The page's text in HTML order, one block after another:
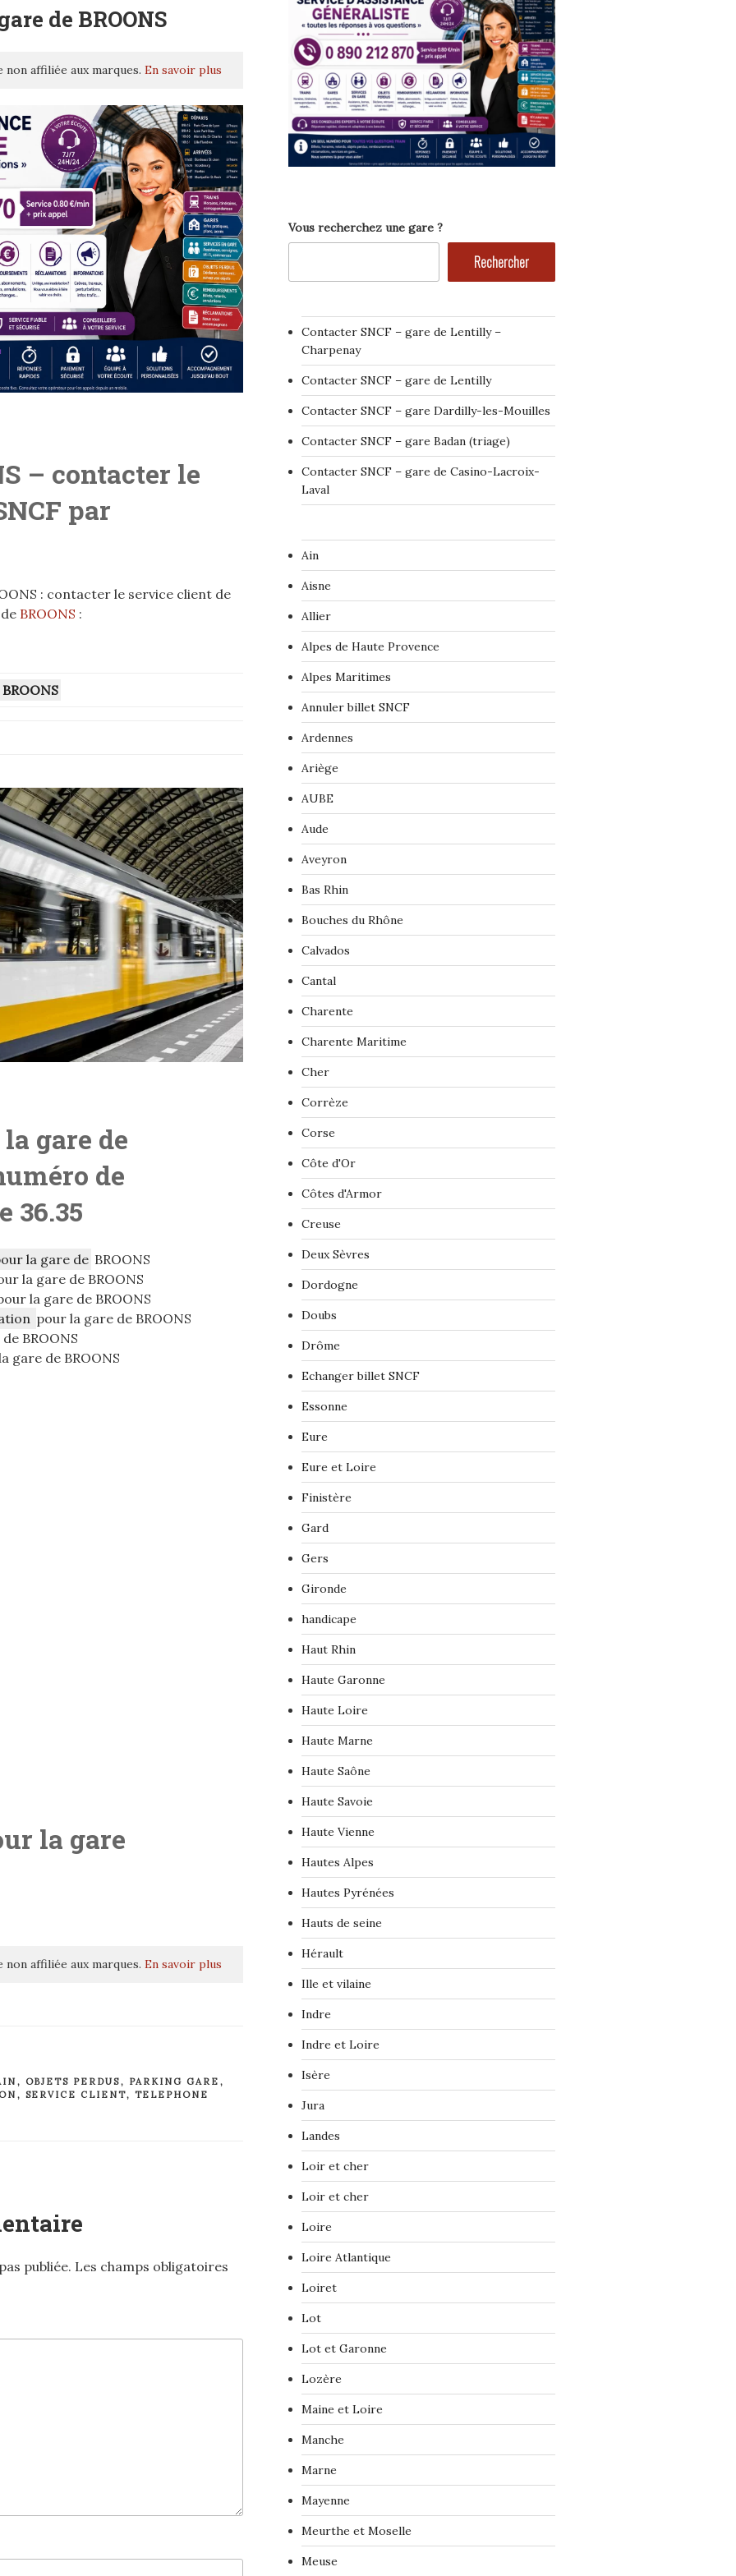
de BROONS
non affiliée aux marques. En savoir plus
– contacter le
par
: contacter le service client de
BROONS :
BROONS
gare de
de
36.35
la gare de BROONS
la gare de BROONS
la gare de BROONS
pour la gare de BROONS
BROONS
gare de BROONS
la gare
non affiliée aux marques. En savoir plus
, OBJETS PERDUS, PARKING GARE ,
, SERVICE CLIENT, TELEPHONE
publiée. Les champs obligatoires
Vous recherchez une gare ?
Rechercher
Contacter SNCF – gare de Lentilly –
Charpenay
Contacter SNCF – gare de Lentilly
Contacter SNCF – gare Dardilly-les-Mouilles
Contacter SNCF – gare Badan (triage)
Contacter SNCF – gare de Casino-Lacroix-
Laval
Ain
Aisne
Allier
Alpes de Haute Provence
Alpes Maritimes
Annuler billet SNCF
Ardennes
Ariège
AUBE
Aude
Aveyron
Bas Rhin
Bouches du Rhône
Calvados
Cantal
Charente
Charente Maritime
Cher
Corrèze
Corse
Côte d'Or
Côtes d'Armor
Creuse
Deux Sèvres
Dordogne
Doubs
Drôme
Echanger billet SNCF
Essonne
Eure
Eure et Loire
Finistère
Gard
Gers
Gironde
handicape
Haut Rhin
Haute Garonne
Haute Loire
Haute Marne
Haute Saône
Haute Savoie
Haute Vienne
Hautes Alpes
Hautes Pyrénées
Hauts de seine
Hérault
Ille et vilaine
Indre
Indre et Loire
Isère
Jura
Landes
Loir et cher
Loir et cher
Loire
Loire Atlantique
Loiret
Lot
Lot et Garonne
Lozère
Maine et Loire
Manche
Marne
Mayenne
Meurthe et Moselle
Meuse